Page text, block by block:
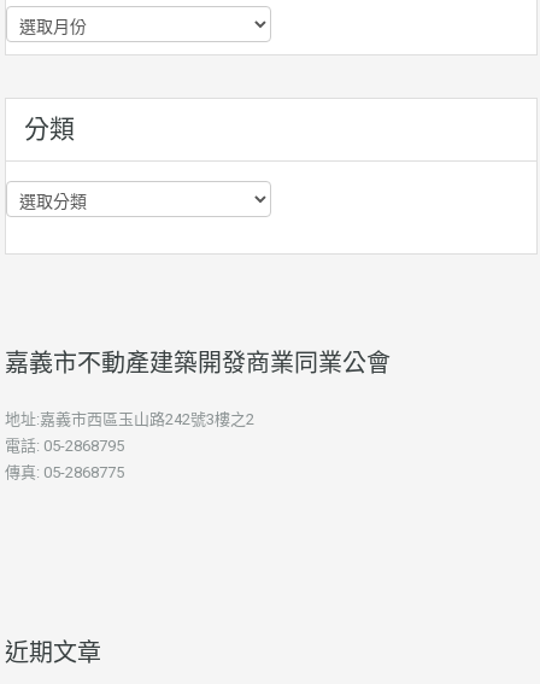
歷
史
分類
分
類
嘉義市不動產建築開發商業同業公會
地址:嘉義市西區玉山路242號3樓之2
電話: 05-2868795
傳真: 05-2868775
近期文章